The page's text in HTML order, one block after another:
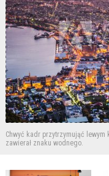
Chwyć kadr przytrzymująć
zawierał znaku wodnego.